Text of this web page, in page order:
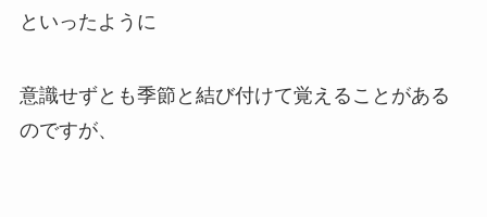
といったように
意識せずとも季節と結び付けて覚えることがある
のですが、